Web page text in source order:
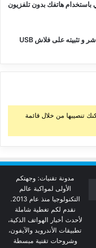
هاتفك بدون تلفزيون
تحميل نسخة MacOS Sierra برابط مباشر و تثبيته على فلاش USB
تنصيبها من خلال قائمة
مدونة تقنيات: وجهتكم
الأولى لمواكبة عالم
التكنولوجيا منذ عام 2013.
نقدم لكم تغطية شاملة
لأحدث أخبار الهواتف الذكية،
تطبيقات الأندرويد والآيفون،
وشروحات تقنية مبسطة